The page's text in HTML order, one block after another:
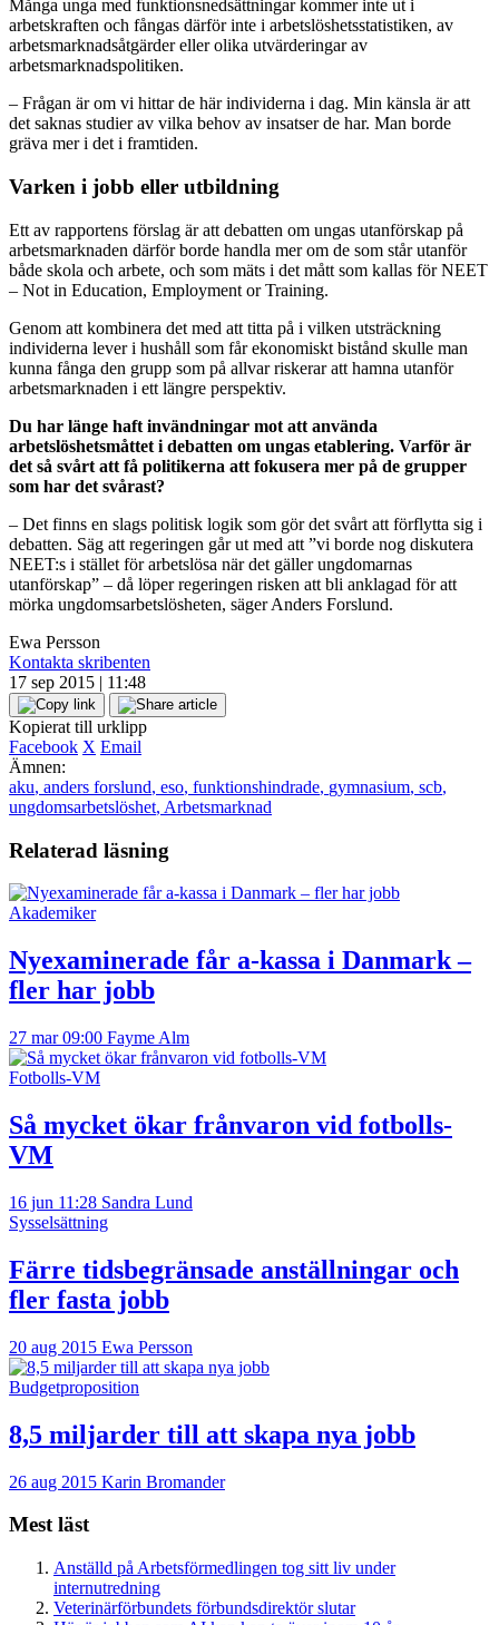
Många unga med funktionsnedsättningar kommer inte ut i
arbetskraften och fångas därför inte i arbetslöshetsstatistiken, av
arbetsmarknadsåtgärder eller olika utvärderingar av
arbetsmarknadspolitiken.
– Frågan är om vi hittar de här individerna i dag. Min känsla är att
det saknas studier av vilka behov av insatser de har. Man borde
gräva mer i det i framtiden.
Varken i jobb eller utbildning
Ett av rapportens förslag är att debatten om ungas utanförskap på
arbetsmarknaden därför borde handla mer om de som står utanför
både skola och arbete, och som mäts i det mått som kallas för NEET
– Not in Education, Employment or Training.
Genom att kombinera det med att titta på i vilken utsträckning
individerna lever i hushåll som får ekonomiskt bistånd skulle man
kunna fånga den grupp som på allvar riskerar att hamna utanför
arbetsmarknaden i ett längre perspektiv.
Du har länge haft invändningar mot att använda
arbetslöshetsmåttet i debatten om ungas etablering. Varför är
det så svårt att få politikerna att fokusera mer på de grupper
som har det svårast?
– Det finns en slags politisk logik som gör det svårt att förflytta sig i
debatten. Säg att regeringen går ut med att ”vi borde nog diskutera
NEET:s i stället för arbetslösa när det gäller ungdomarnas
utanförskap” – då löper regeringen risken att bli anklagad för att
mörka ungdomsarbetslösheten, säger Anders Forslund.
Ewa Persson
Kontakta skribenten
17 sep 2015 | 11:48
Kopierat till urklipp
Facebook X Email
Ämnen:
aku, anders forslund, eso, funktionshindrade, gymnasium, scb,
ungdomsarbetslöshet, Arbetsmarknad
Relaterad läsning
Akademiker
Nyexaminerade får a-kassa i Danmark –
fler har jobb
27 mar 09:00 Fayme Alm
Fotbolls-VM
Så mycket ökar frånvaron vid fotbolls-
VM
16 jun 11:28 Sandra Lund
Sysselsättning
Färre tidsbegränsade anställningar och
fler fasta jobb
20 aug 2015 Ewa Persson
Budgetproposition
8,5 miljarder till att skapa nya jobb
26 aug 2015 Karin Bromander
Mest läst
Anställd på Arbetsförmedlingen tog sitt liv under
internutredning
Veterinärförbundets förbundsdirektör slutar